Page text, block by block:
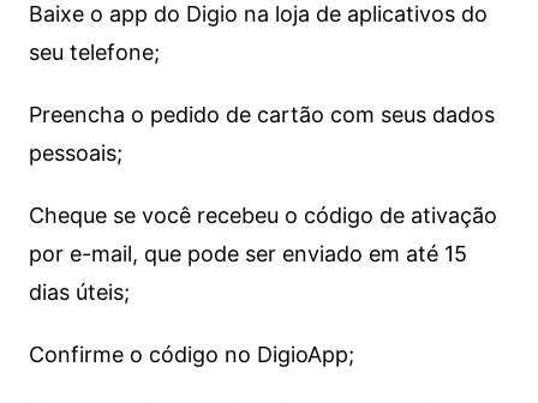
Baixe o app do Digio na loja de aplicativos do
seu telefone;
Preencha o pedido de cartão com seus dados
pessoais;
Cheque se você recebeu o código de ativação
por e-mail, que pode ser enviado em até 15
dias úteis;
Confirme o código no DigioApp;